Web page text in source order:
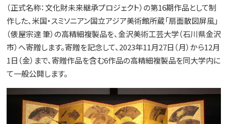
（正式名称：文化財未来継承プロジェクト）の第16期作品として制
作した、米国・スミソニアン国立アジア美術館所蔵「扇面散図屏風」
（俵屋宗達 筆）の高精細複製品を、金沢美術工芸大学（石川県金沢
市）へ寄贈します。寄贈を記念して、2023年11月27日（月）から12月
1日（金）まで、寄贈作品を含む6作品の高精細複製品を同大学内に
て一般公開します。